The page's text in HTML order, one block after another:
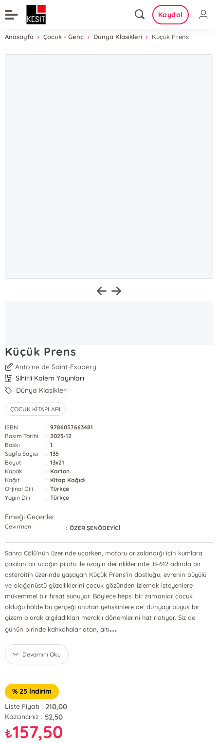
Kaydol
Anasayfa Çocuk - Genç Dünya Klasikleri Küçük Prens
Küçük Prens
Antoine de Saint-Exupery
Sihirli Kalem Yayınları
Dünya Klasikleri
ÇOCUK KİTAPLARI
ISBN : 9786057663481
Basım Tarihi
: 2023-12
Baskı
: 1
Sayfa Sayısı
: 135
Boyut
: 13x21
Kapak
: Karton
Kağıt
: Kitap Kağıdı
Orjinal Dili
: Türkçe
Yayın Dili
: Türkçe
Emeği Geçenler
Çevirmen : ÖZER ŞENÖDEYİCİ
Sahra Çölü’nün üzerinde uçarken, motoru arızalandığı için kumlara
çakılan bir uçağın pilotu ile uzayın derinliklerinde, B-612 adında bir
asteroitin üzerinde yaşayan Küçük Prens’in dostluğu; evrenin büyülü
ve olağanüstü güzelliklerini çocuk gözünden izlemek isteyenlere
mükemmel bir fırsat sunuyor. Böylece hepsi bir zamanlar çocuk
olduğu hâlde bu gerçeği unutan yetişkinlere de; dünyayı büyük bir
gizem olarak algıladıkları meraklı dönemlerini hatırlatıyor. Siz de
günün birinde kahkahalar atan, altı...
Devamını Oku
% 25 İndirim
Liste Fiyatı : 210,00
Kazancınız : 52,50
₺157,50